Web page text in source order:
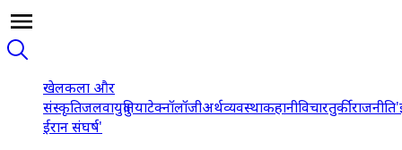
खेलकला और
संस्कृतिजलवायुदुनियाटेक्नॉलॉजीअर्थव्यवस्थाकहानीविचारतुर्कीराजनीति
ईरान संघर्ष'